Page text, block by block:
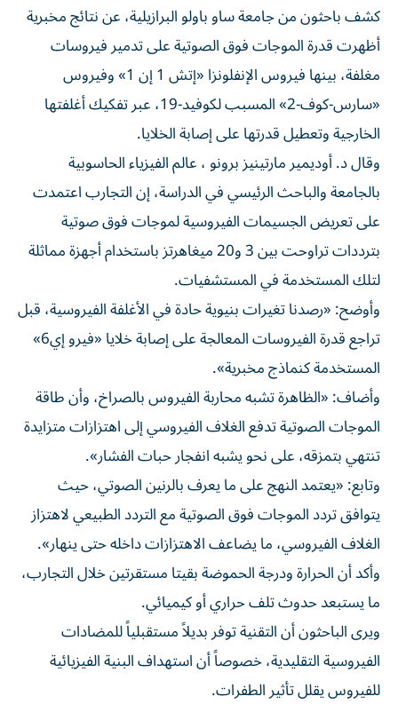
كشف باحثون من جامعة ساو باولو البرازيلية، عن نتائج مخبرية
أظهرت قدرة الموجات فوق الصوتية على تدمير فيروسات
مغلفة، بينها فيروس الإنفلونزا «إتش 1 إن 1» وفيروس
«سارس-كوف-2» المسبب لكوفيد-19، عبر تفكيك أغلفتها
الخارجية وتعطيل قدرتها على إصابة الخلايا.
وقال د. أوديمير مارتينيز برونو ، عالم الفيزياء الحاسوبية
بالجامعة والباحث الرئيسي في الدراسة، إن التجارب اعتمدت
على تعريض الجسيمات الفيروسية لموجات فوق صوتية
بترددات تراوحت بين 3 و20 ميغاهرتز باستخدام أجهزة مماثلة
لتلك المستخدمة في المستشفيات.
وأوضح: «رصدنا تغيرات بنيوية حادة في الأغلفة الفيروسية، قبل
تراجع قدرة الفيروسات المعالجة على إصابة خلايا «فيرو إي6»
المستخدمة كنماذج مخبرية».
وأضاف: «الظاهرة تشبه محاربة الفيروس بالصراخ، وأن طاقة
الموجات الصوتية تدفع الغلاف الفيروسي إلى اهتزازات متزايدة
تنتهي بتمزقه، على نحو يشبه انفجار حبات الفشار».
وتابع: «يعتمد النهج على ما يعرف بالرنين الصوتي، حيث
يتوافق تردد الموجات فوق الصوتية مع التردد الطبيعي لاهتزاز
الغلاف الفيروسي، ما يضاعف الاهتزازات داخله حتى ينهار».
وأكد أن الحرارة ودرجة الحموضة بقيتا مستقرتين خلال التجارب،
ما يستبعد حدوث تلف حراري أو كيميائي.
ويرى الباحثون أن التقنية توفر بديلاً مستقبلياً للمضادات
الفيروسية التقليدية، خصوصاً أن استهداف البنية الفيزيائية
للفيروس يقلل تأثير الطفرات.